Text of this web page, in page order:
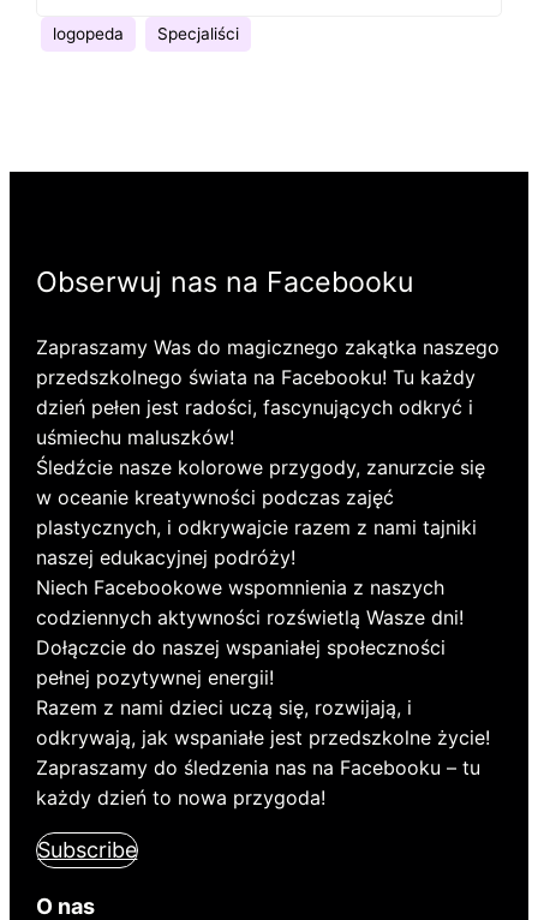
logopeda Specjaliści
Obserwuj nas na Facebooku
Zapraszamy Was do magicznego zakątka naszego
przedszkolnego świata na Facebooku! Tu każdy
dzień pełen jest radości, fascynujących odkryć i
uśmiechu maluszków!
Śledźcie nasze kolorowe przygody, zanurzcie się
w oceanie kreatywności podczas zajęć
plastycznych, i odkrywajcie razem z nami tajniki
naszej edukacyjnej podróży!
Niech Facebookowe wspomnienia z naszych
codziennych aktywności rozświetlą Wasze dni!
Dołączcie do naszej wspaniałej społeczności
pełnej pozytywnej energii!
Razem z nami dzieci uczą się, rozwijają, i
odkrywają, jak wspaniałe jest przedszkolne życie!
Zapraszamy do śledzenia nas na Facebooku – tu
każdy dzień to nowa przygoda!
Subscribe
O nas